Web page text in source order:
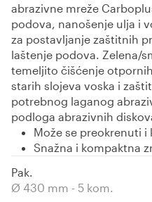
abrazivne mreže
podova, nanošenje ulja i
za postavljanje zaštitnih
laštenje podova. Zelena/
temeljito čišćenje
starih slojeva voska i
potrebnog laganog
podloga abrazivnih
Može se preokrenuti
Snažna i kompaktna
Pak.
Ø 430 mm - 5 kom.